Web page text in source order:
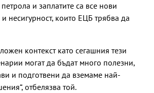
и заплатите са все нови
несигурност, които ЕЦБ трябва да
контекст като сегашния тези
могат да бъдат много полезни,
и подготвени да вземаме най-
отбелязва той.